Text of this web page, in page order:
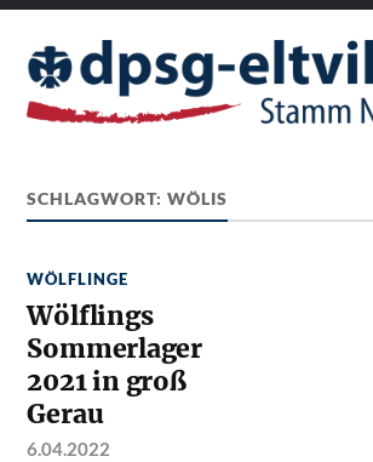
SCHLAGWORT:WÖLIS
WÖLFLINGE
Wölflings
Sommerlager
2021 in groß
Gerau
6.04.2022